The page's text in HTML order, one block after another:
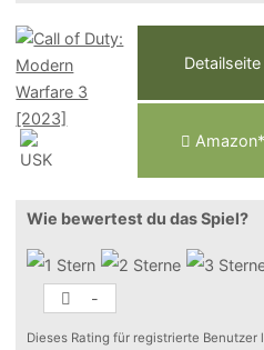
Detailseite
Amazon*
Wie bewertest du das Spiel?
-
Dieses Rating für registrierte